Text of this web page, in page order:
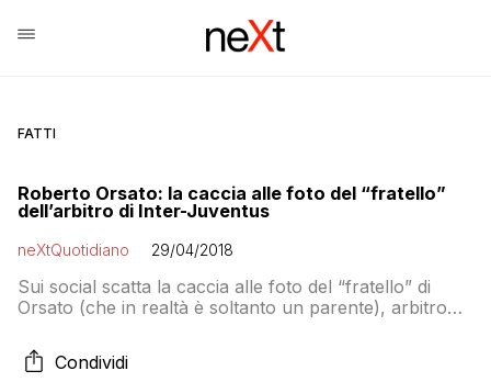
FATTI
Roberto Orsato: la caccia alle foto del “fratello”
dell’arbitro di Inter-Juventus
neXtQuotidiano 29/04/2018
Sui social scatta la caccia alle foto del “fratello” di
Orsato (che in realtà è soltanto un parente), arbitro
Intanto sui social esplode la furia dei tifosi contro il
fischietto di Schio e contro il quarto uomo Tagliavento
Condividi